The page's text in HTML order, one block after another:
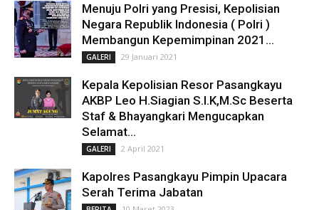
Menuju Polri yang Presisi, Kepolisian
Negara Republik Indonesia ( Polri )
Membangun Kepemimpinan 2021...
GALERI 29 Januari 2021
Kepala Kepolisian Resor Pasangkayu
AKBP Leo H.Siagian S.I.K,M.Sc Beserta
Staf & Bhayangkari Mengucapkan
Selamat...
GALERI 2 April 2021
Kapolres Pasangkayu Pimpin Upacara
Serah Terima Jabatan